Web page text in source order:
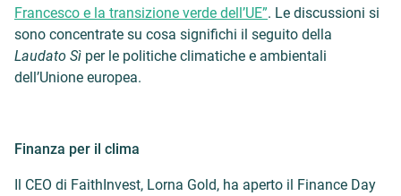
Francesco e la transizione verde dell’UE”. Le discussioni si
sono concentrate su cosa significhi il seguito della
Laudato Sì per le politiche climatiche e ambientali
dell’Unione europea.
Finanza per il clima
Il CEO di FaithInvest, Lorna Gold, ha aperto il Finance Day